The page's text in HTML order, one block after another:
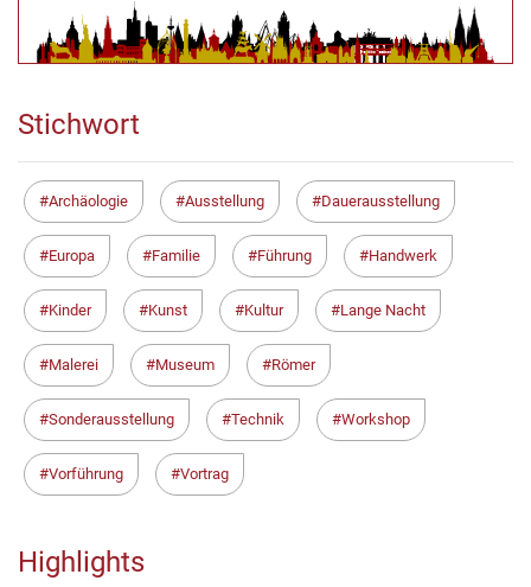
Stichwort
Archäologie Ausstellung Dauerausstellung
Europa Familie Führung Handwerk
Kinder Kunst Kultur Lange Nacht
Malerei Museum Römer
Sonderausstellung Technik Workshop
Vorführung Vortrag
Highlights